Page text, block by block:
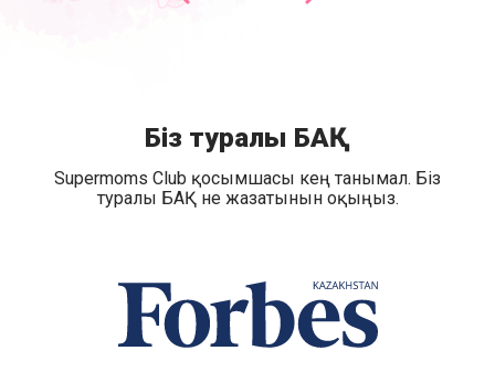
Біз туралы БАҚ
Supermoms Club қосымшасы кең танымал. Біз
туралы БАҚ не жазатынын оқыңыз.